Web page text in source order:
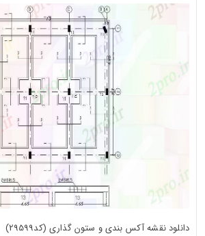
دانلود نقشه آکس بندی و ستون گذاری (کد29599)